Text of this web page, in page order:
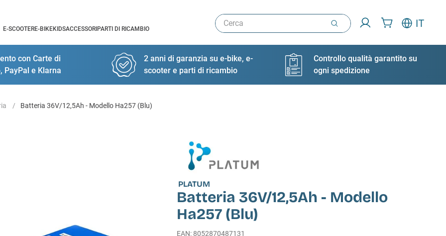
E-SCOOTERE-BIKEKIDSACCESSORI PARTI DI RICAMBIO
Cerca IT
con Carte di
PayPal e Klarna
2 anni di garanzia su e-bike, e-
scooter e parti di ricambio
Controllo qualità garantito su
ogni spedizione
Batteria 36V/12,5Ah - Modello Ha257 (Blu)
PLATUM
Batteria 36V/12,5Ah - Modello
Ha257 (Blu)
EAN: 8052870487131